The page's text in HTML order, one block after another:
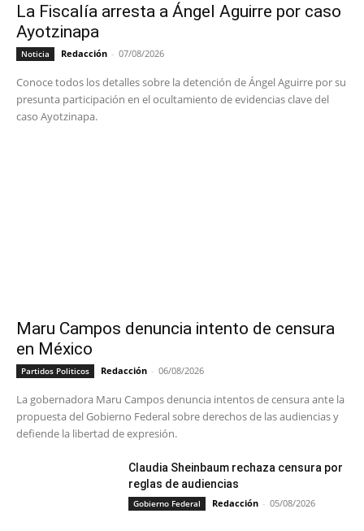
La Fiscalía arresta a Ángel Aguirre por caso
Ayotzinapa
Noticia Redacción - 07/08/2026
Conoce todos los detalles sobre la detención de Ángel Aguirre por su
presunta participación en el ocultamiento de evidencias clave del
caso Ayotzinapa.
Maru Campos denuncia intento de censura
en México
Partidos Politicos Redacción - 06/08/2026
La gobernadora Maru Campos denuncia intentos de censura ante la
propuesta del Gobierno Federal sobre derechos de las audiencias y
defiende la libertad de expresión.
Claudia Sheinbaum rechaza censura por
reglas de audiencias
Gobierno Federal Redacción - 05/08/2026